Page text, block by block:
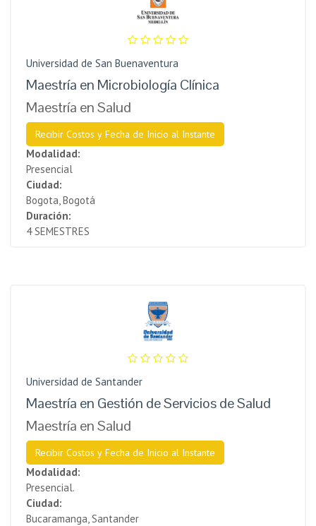
Universidad de San Buenaventura
Maestría en Microbiología Clínica
Maestría en Salud
Recibir Costos y Fecha de Inicio al Instante
Modalidad:
Presencial
Ciudad:
Bogota, Bogotá
Duración:
4 SEMESTRES
Universidad de Santander
Maestría en Gestión de Servicios de Salud
Maestría en Salud
Recibir Costos y Fecha de Inicio al Instante
Modalidad:
Presencial.
Ciudad:
Bucaramanga, Santander